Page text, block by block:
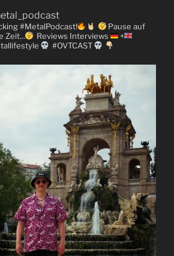
#MetalPodcast!
Pause auf
Zeit...
Reviews Interviews
+
#OVTCAST